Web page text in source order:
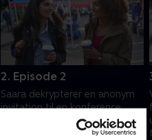
2. Episode 2
Saara dekrypterer en anonym
invitation til en konference,
hvor den russiske
efterretningstjeneste deltager.